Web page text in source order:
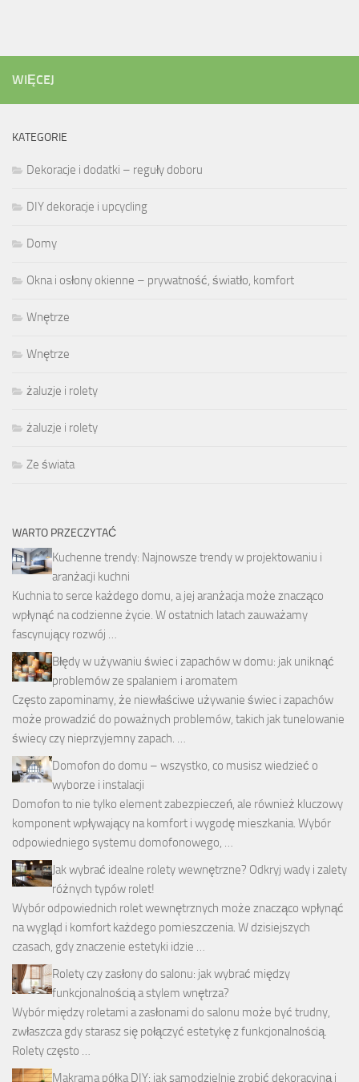
WIĘCEJ
KATEGORIE
Dekoracje i dodatki – reguły doboru
DIY dekoracje i upcycling
Domy
Okna i osłony okienne – prywatność, światło, komfort
Wnętrze
Wnętrze
żaluzje i rolety
żaluzje i rolety
Ze świata
WARTO PRZECZYTAĆ
Kuchenne trendy: Najnowsze trendy w projektowaniu i
aranżacji kuchni
Kuchnia to serce każdego domu, a jej aranżacja może znacząco
wpłynąć na codzienne życie. W ostatnich latach zauważamy
fascynujący rozwój …
Błędy w używaniu świec i zapachów w domu: jak uniknąć
problemów ze spalaniem i aromatem
Często zapominamy, że niewłaściwe używanie świec i zapachów
może prowadzić do poważnych problemów, takich jak tunelowanie
świecy czy nieprzyjemny zapach. …
Domofon do domu – wszystko, co musisz wiedzieć o
wyborze i instalacji
Domofon to nie tylko element zabezpieczeń, ale również kluczowy
komponent wpływający na komfort i wygodę mieszkania. Wybór
odpowiedniego systemu domofonowego, …
Jak wybrać idealne rolety wewnętrzne? Odkryj wady i zalety
różnych typów rolet!
Wybór odpowiednich rolet wewnętrznych może znacząco wpłynąć
na wygląd i komfort każdego pomieszczenia. W dzisiejszych
czasach, gdy znaczenie estetyki idzie …
Rolety czy zasłony do salonu: jak wybrać między
funkcjonalnością a stylem wnętrza?
Wybór między roletami a zasłonami do salonu może być trudny,
zwłaszcza gdy starasz się połączyć estetykę z funkcjonalnością.
Rolety często …
Makrama półka DIY: jak samodzielnie zrobić dekoracyjną i